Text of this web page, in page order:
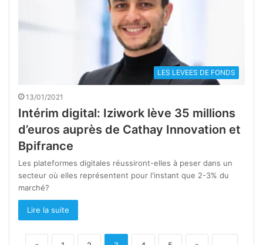
LES LEVEES DE FONDS
13/01/2021
Intérim digital: Iziwork lève 35 millions
d’euros auprès de Cathay Innovation et
Bpifrance
Les plateformes digitales réussiront-elles à peser dans un
secteur où elles représentent pour l'instant que 2-3% du
marché?
Lire la suite